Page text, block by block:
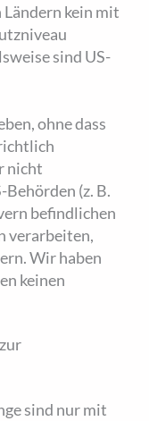
Ländern kein mit
sind US-
ohne dass
nicht
Behörden (z. B.
befindlichen
verarbeiten,
Wir haben
keinen
sind nur mit